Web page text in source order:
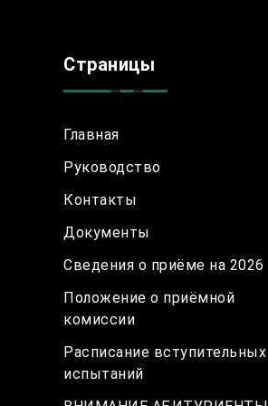
Страницы
Главная
Руководство
Контакты
Документы
Сведения о приёме на 2026
Положение о приёмной
комиссии
Расписание вступительных
испытаний